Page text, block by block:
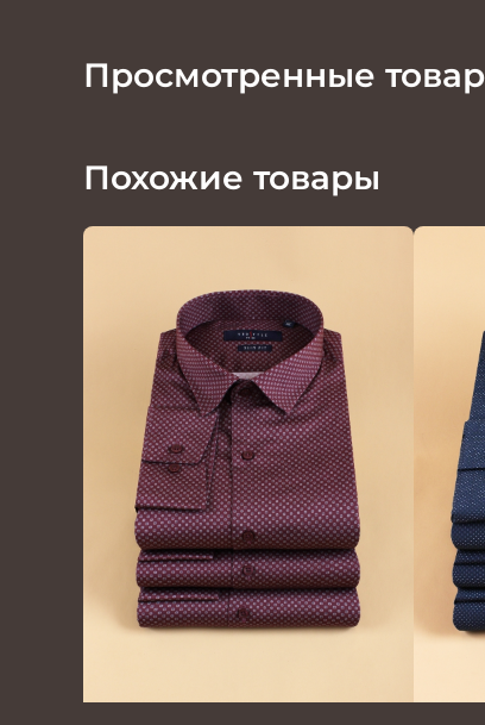
Просмотренные
Похожие товары